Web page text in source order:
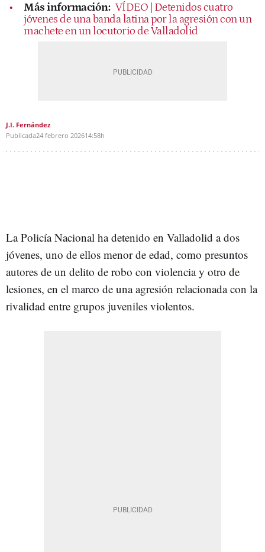
Más información: VÍDEO | Detenidos cuatro
jóvenes de una banda latina por la agresión con un
machete en un locutorio de Valladolid
J.I. Fernández
Publicada24 febrero 202614:58h
La Policía Nacional ha detenido en Valladolid a dos
jóvenes, uno de ellos menor de edad, como presuntos
autores de un delito de robo con violencia y otro de
lesiones, en el marco de una agresión relacionada con la
rivalidad entre grupos juveniles violentos.